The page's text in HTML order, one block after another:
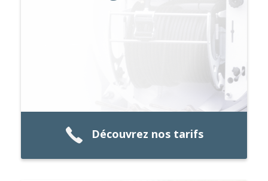
Découvrez nos tarifs